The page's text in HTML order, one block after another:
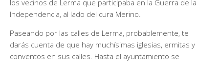
los vecinos de Lerma que participaba en la Guerra de la
Independencia, al lado del cura Merino.
Paseando por las calles de Lerma, probablemente, te
darás cuenta de que hay muchísimas iglesias, ermitas y
conventos en sus calles. Hasta el ayuntamiento se